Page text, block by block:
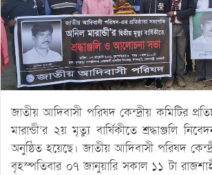
জাতীয় আদিবাসী পরিষদ কেন্দ্রীয় কমিটির
মারান্ডী’র ২য় মৃত্যু বার্ষিকীতে শ্রদ্ধাঞ্জলি
অনুষ্ঠিত হয়েছে। জাতীয় আদিবাসী পরিষদ
বৃহস্পতিবার ০৭ জানুয়ারি সকাল ১১ টা